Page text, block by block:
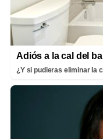
Adiós a la cal del
¿Y si pudieras eliminar la